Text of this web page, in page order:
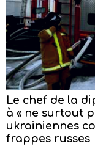
Le chef de la
à « ne surtout
ukrainiennes
frappes russes